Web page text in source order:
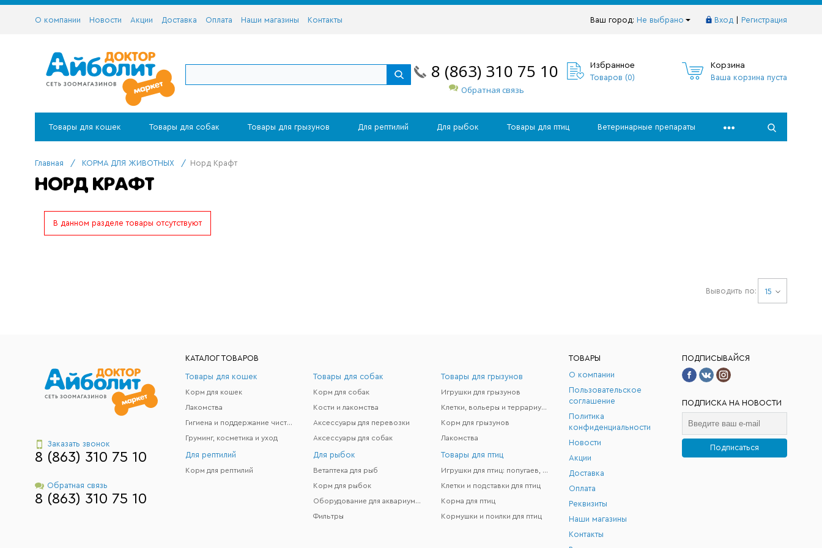
Ваш город: Не выбрано Вход Регистрация
О компании Новости Акции Доставка Оплата Наши магазины Контакты
8 (863) 310 75 10
Обратная связь
Избранное
Товаров (0)
Корзина
Ваша корзина пуста
Товары для кошек Товары для собак Товары для грызунов Для рептилий Для рыбок Товары для птиц Ветеринарные препараты
Главная / КОРМА ДЛЯ ЖИВОТНЫХ / Норд Крафт
НОРД КРАФТ
В данном разделе товары отсутствуют
Выводить по: 15
Заказать звонок
8 (863) 310 75 10
Обратная связь
8 (863) 310 75 10
КАТАЛОГ ТОВАРОВ
Товары для кошек
Корм для кошек
Лакомства
Гигиена и поддержание чистоты
Груминг, косметика и уход
Товары для собак
Корм для собак
Кости и лакомства
Аксессуары для перевозки
Аксессуары для собак
Товары для грызунов
Игрушки для грызунов
Клетки, вольеры и террариумы
Корм для грызунов
Лакомства
Для рептилий
Корм для рептилий
Для рыбок
Ветаптека для рыб
Корм для рыбок
Оборудование для аквариумов
Фильтры
Товары для птиц
Игрушки для птиц: попугаев, канареек и др.
Клетки и подставки для птиц
Корма для птиц
Кормушки и поилки для птиц
ТОВАРЫ
О компании
Пользовательское
соглашение
Политика
конфиденциальности
Новости
Акции
Доставка
Оплата
Реквизиты
Наши магазины
Контакты
ПОДПИСЫВАЙСЯ
ПОДПИСКА НА НОВОСТИ
Подписаться